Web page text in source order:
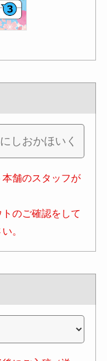
舗のスタッフが
のご確認をして
。